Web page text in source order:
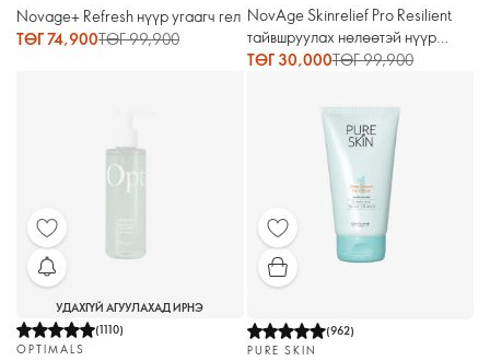
Novage+ Refresh нүүр угаагч гел
ТӨГ 74,900ТӨГ 99,900
NovAge Skinrelief Pro Resilient
тайвшруулах нөлөөтэй нүүр
цэвэрлэгч хөөс
ТӨГ 30,000ТӨГ 99,900
УДАХГҮЙ АГУУЛАХАД ИРНЭ
(1110)
OPTIMALS
(962)
PURE SKIN